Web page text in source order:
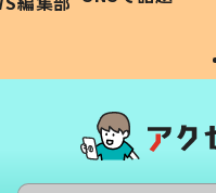
#令和の子